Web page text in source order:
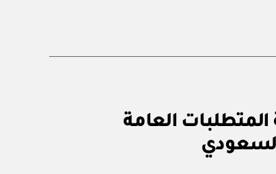
اعتماد تعديل لائحة المتطلبات العامة